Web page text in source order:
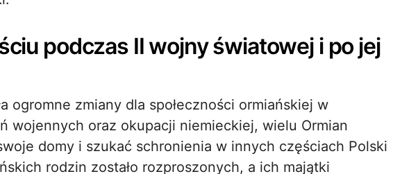
podczas II wojny światowej i po jej
ogromne zmiany dla społeczności ormiańskiej w
wojennych oraz okupacji niemieckiej, wielu Ormian
domy i szukać schronienia w innych częściach Polski
rodzin zostało rozproszonych, a ich majątki